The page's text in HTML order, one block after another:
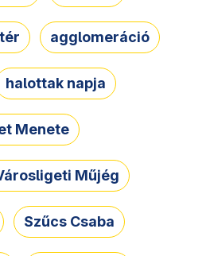
agglomeráció
halottak napja
Menete
Műjég
Szűcs Csaba